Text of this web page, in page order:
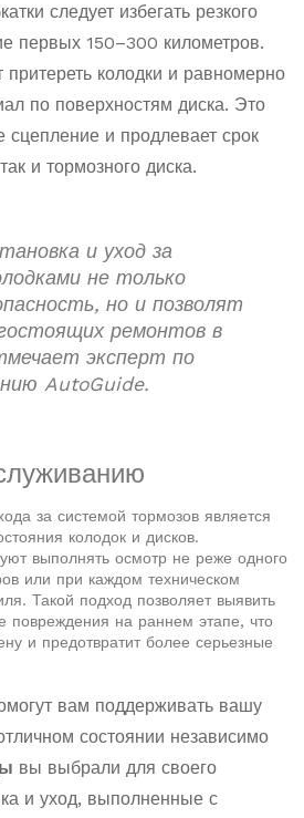
следует избегать резкого
первых 150–300 километров.
колодки и равномерно
по поверхностям диска. Это
сцепление и продлевает срок
и тормозного диска.
и уход за
не только
но и позволят
ремонтов в
эксперт по
AutoGuide.
за системой тормозов является
колодок и дисков.
выполнять осмотр не реже одного
или при каждом техническом
Такой подход позволяет выявить
повреждения на раннем этапе, что
и предотвратит более серьезные
вам поддерживать вашу
состоянии независимо
вы выбрали для своего
и уход, выполненные с